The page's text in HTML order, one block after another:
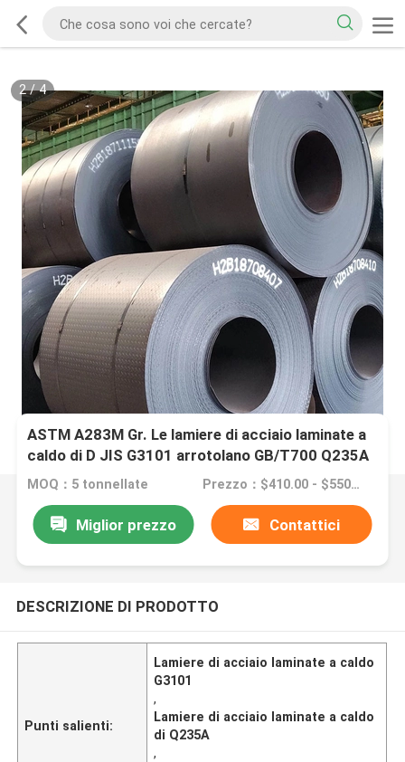
2/4
ASTM A283M Gr. Le lamiere di acciaio laminate a
caldo di D JIS G3101 arrotolano GB/T700 Q235A
MOQ：5 tonnellate Prezzo：$410.00 - $550.00/Tons
Miglior prezzo Contattici
DESCRIZIONE DI PRODOTTO
Punti salienti:
Lamiere di acciaio laminate a caldo
G3101
,
Lamiere di acciaio laminate a caldo
di Q235A
,